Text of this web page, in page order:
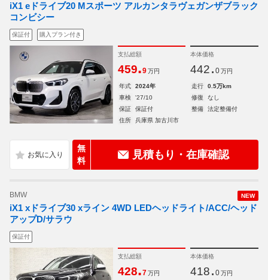
iX1 eドライブ20 Mスポーツ アルカンタラヴェガンザブラック
コンビシー
保証付 購入プラン付き
支払総額
459.9 万円
本体価格
442. 0 万円
年式 2024年 走行
0.5万km
車検
'27/10 修復
なし
保証
保証付 整備
法定整備付
住所
兵庫県 加古川市
無
料
見積もり・在庫確認
NEW
BMW
iX1 xドライブ30 xライン 4WD LEDヘッドライト/ACC/ヘッド
アップD/サラウ
保証付
支払総額
428.7 万円
本体価格
418. 0 万円